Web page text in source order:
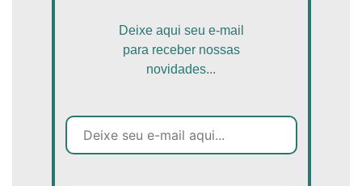
Deixe aqui seu e-mail
para receber nossas
novidades...